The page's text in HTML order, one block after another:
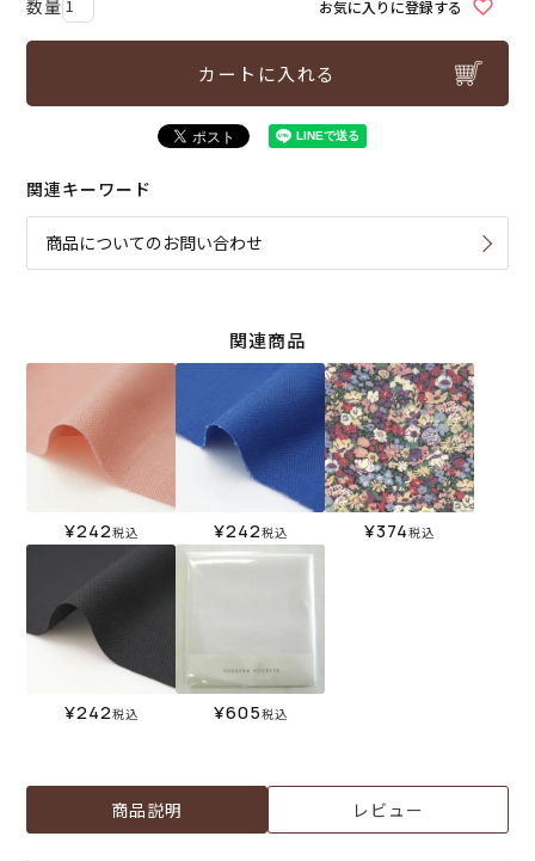
お気に入りに登録する
カートに入れる
関連キーワード
商品についてのお問い合わせ
関連商品
¥242税込 ¥242税込 ¥374税込
¥242税込 ¥605税込
商品説明 レビュー